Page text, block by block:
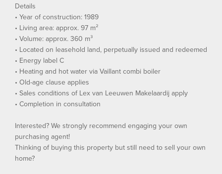
Details
• Year of construction: 1989
• Living area: approx. 97 m²
• Volume: approx. 360 m³
• Located on leasehold land, perpetually issued and redeemed
• Energy label C
• Heating and hot water via Vaillant combi boiler
• Old-age clause applies
• Sales conditions of Lex van Leeuwen Makelaardij apply
• Completion in consultation
Interested? We strongly recommend engaging your own
purchasing agent!
Thinking of buying this property but still need to sell your own
home?